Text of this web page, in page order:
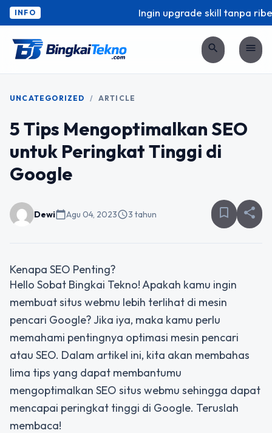
INFO Ingin upgrade skill tanpa
search menu
UNCATEGORIZED / ARTICLE
5 Tips Mengoptimalkan SEO
untuk Peringkat Tinggi di
Google
Dewicalendar_todayAgu 04, 2023schedule3 tahun bookmark_border share
Kenapa SEO Penting?
Hello Sobat Bingkai Tekno! Apakah kamu ingin
membuat situs webmu lebih terlihat di mesin
pencari Google? Jika iya, maka kamu perlu
memahami pentingnya optimasi mesin pencari
atau SEO. Dalam artikel ini, kita akan membahas
lima tips yang dapat membantumu
mengoptimalkan SEO situs webmu sehingga dapat
mencapai peringkat tinggi di Google. Teruslah
membaca!